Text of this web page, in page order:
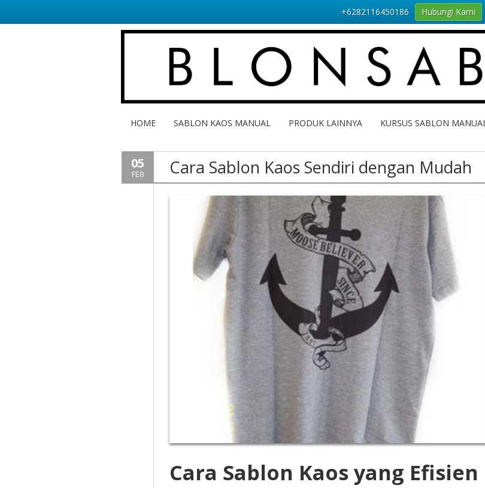
HOME SABLON KAOS MANUAL PRODUK LAINNYA KURSUS SABLON MANUAL
05
FEB Cara Sablon Kaos Sendiri dengan Mudah
Cara Sablon Kaos yang Efisien
+6282116450186 Hubungi Kami